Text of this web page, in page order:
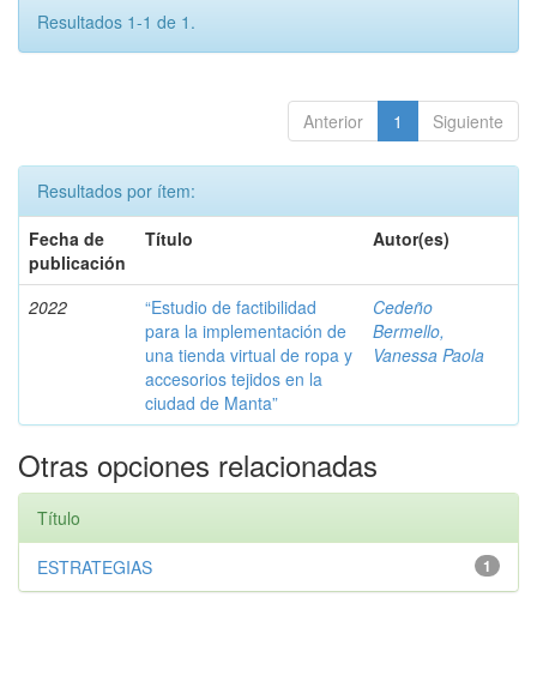
Resultados 1-1 de 1.
Anterior 1 Siguiente
Resultados por ítem:
Fecha de
publicación
Título Autor(es)
2022
“Estudio de factibilidad
para la implementación de
una tienda virtual de ropa y
accesorios tejidos en la
ciudad de Manta”
Cedeño
Bermello,
Vanessa Paola
Otras opciones relacionadas
Título
1
ESTRATEGIAS